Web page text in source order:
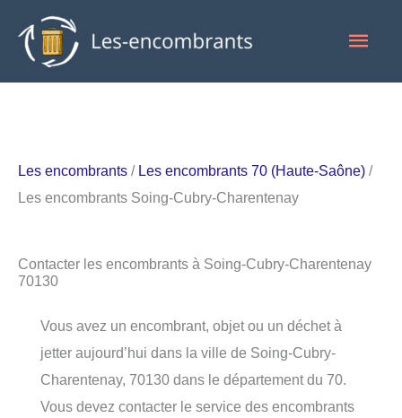
contenu
Les encombrants / Les encombrants 70 (Haute-Saône) /
Les encombrants Soing-Cubry-Charentenay
Contacter les encombrants à Soing-Cubry-Charentenay
70130
Vous avez un encombrant, objet ou un déchet à
jetter aujourd’hui dans la ville de Soing-Cubry-
Charentenay, 70130 dans le département du 70.
Vous devez contacter le service des encombrants